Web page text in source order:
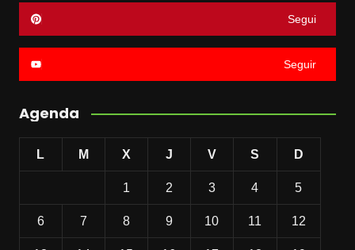
Segui
Seguir
Agenda
L M X J V S D
1 2 3 4 5
6 7 8 9 10 11 12